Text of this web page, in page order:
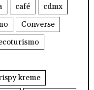
café
cdmx
Converse
kreme